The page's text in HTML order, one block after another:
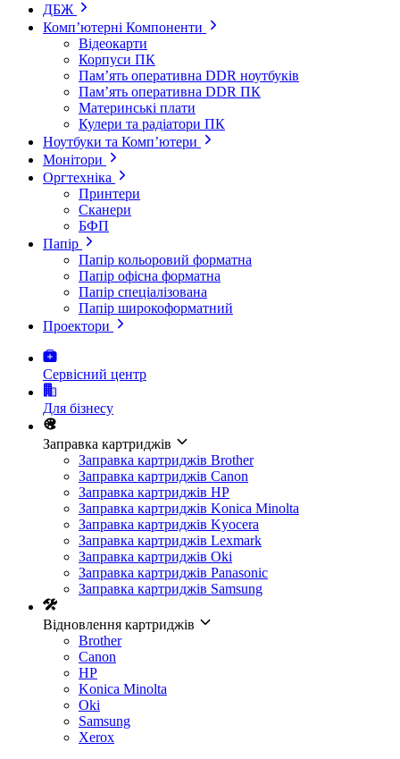
ДБЖ
Комп’ютерні Компоненти
Відеокарти
Корпуси ПК
Пам’ять оперативна DDR ноутбуків
Пам’ять оперативна DDR ПК
Материнські плати
Кулери та радіатори ПК
Ноутбуки та Комп’ютери
Монітори
Оргтехніка
Принтери
Сканери
БФП
Папір
Папір кольоровий форматна
Папір офісна форматна
Папір спеціалізована
Папір широкоформатний
Проектори
Сервісний центр
Для бізнесу
Заправка картриджів
Заправка картриджів Brother
Заправка картриджів Canon
Заправка картриджів HP
Заправка картриджів Konica Minolta
Заправка картриджів Kyocera
Заправка картриджів Lexmark
Заправка картриджів Oki
Заправка картриджів Panasonic
Заправка картриджів Samsung
Відновлення картриджів
Brother
Canon
HP
Konica Minolta
Oki
Samsung
Xerox